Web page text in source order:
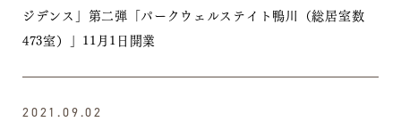
ジデンス」第二弾「パークウェルステイト鴨川（総居室数
473室）」11月1日開業
2021.09.02